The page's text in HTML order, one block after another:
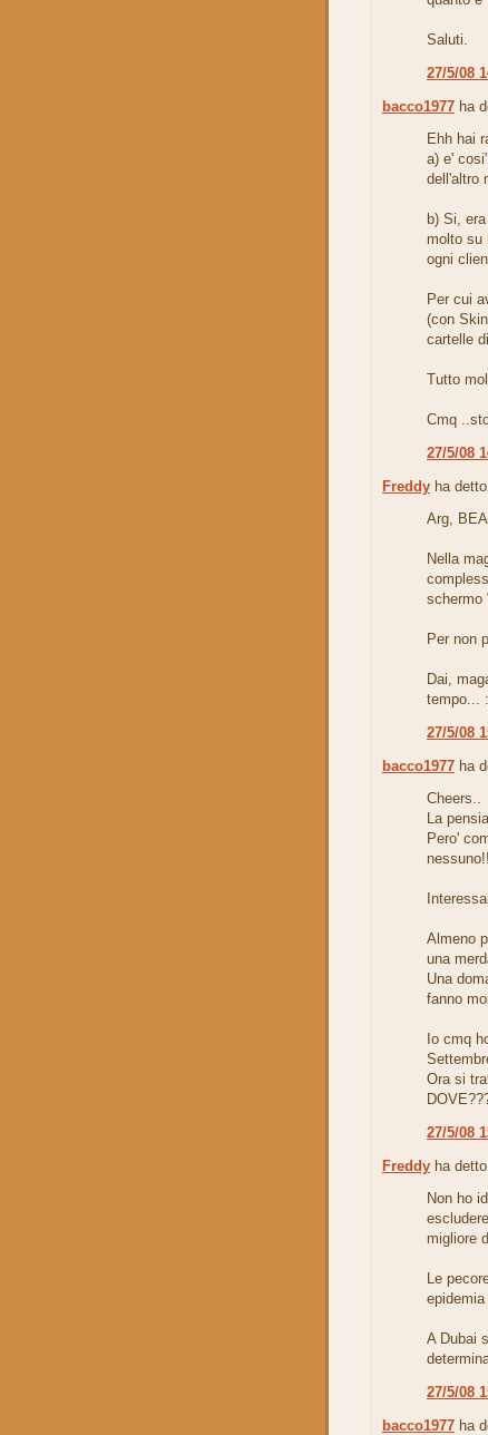
Saluti.
27/5/08
bacco1977 ha
Ehh hai
a) e'
dell'altro
b) Si,
molto su
ogni
Per cui
(con
cartelle
Tutto
Cmq
27/5/08
Freddy ha
Arg, BEA
Nella
schermo
Per non
Dai,
tempo...
27/5/08
bacco1977 ha
Cheers..
La
Pero'
Almeno
una
Una
fanno
Io cmq
Ora si
27/5/08
Freddy ha
Non ho
migliore
Le
A Dubai
27/5/08
bacco1977 ha